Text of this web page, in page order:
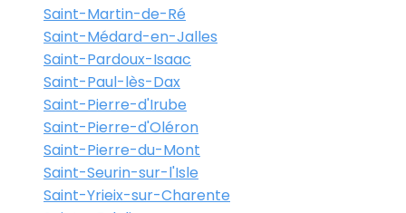
Saint-Martin-de-Ré
Saint-Médard-en-Jalles
Saint-Pardoux-Isaac
Saint-Paul-lès-Dax
Saint-Pierre-d'Irube
Saint-Pierre-d'Oléron
Saint-Pierre-du-Mont
Saint-Seurin-sur-l'Isle
Saint-Yrieix-sur-Charente